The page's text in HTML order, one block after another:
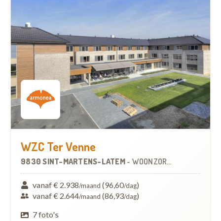
WZC Ter Venne
9830 SINT-MARTENS-LATEM - WOONZORGCENTRUM (WZC)
vanaf € 2.938/maand (96,60/dag)
vanaf € 2.644/maand (86,93/dag)
7 foto's